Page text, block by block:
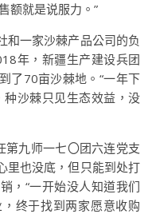
额就是说服力。”
和一家沙棘产品公司的负
年，新疆生产建设兵团
了70亩沙棘地。“一年下
沙棘只见生态效益，没
第九师一七〇团六连党支
里也没底，但只能到处打
，“一开始没人知道我们
终于找到两家愿意收购